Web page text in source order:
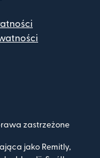
zastrzeżone
jako Remitly,